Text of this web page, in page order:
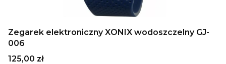
Zegarek elektroniczny XONIX wodoszczelny GJ-
006
Cena
125,00 zł